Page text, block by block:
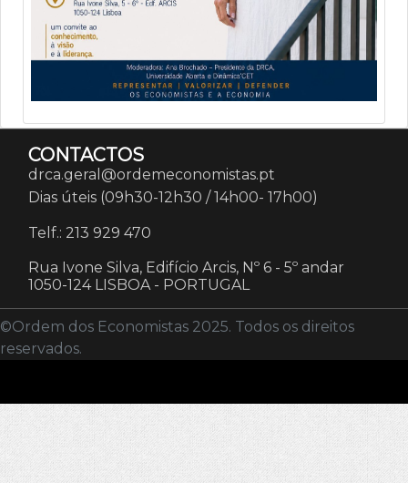
CONTACTOS
drca.geral@ordemeconomistas.pt
Dias úteis (09h30-12h30 / 14h00- 17h00)
Telf.: 213 929 470
Rua Ivone Silva, Edifício Arcis, Nº 6 - 5º andar
1050-124 LISBOA - PORTUGAL
©Ordem dos Economistas 2025. Todos os direitos
reservados.